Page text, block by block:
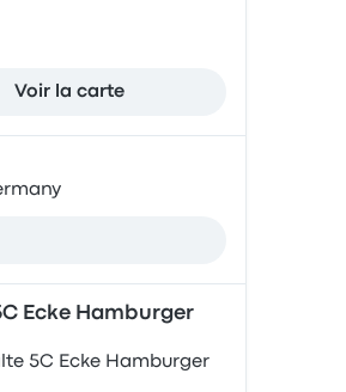
Voir la carte
Ecke Hamburger
5C Ecke Hamburger